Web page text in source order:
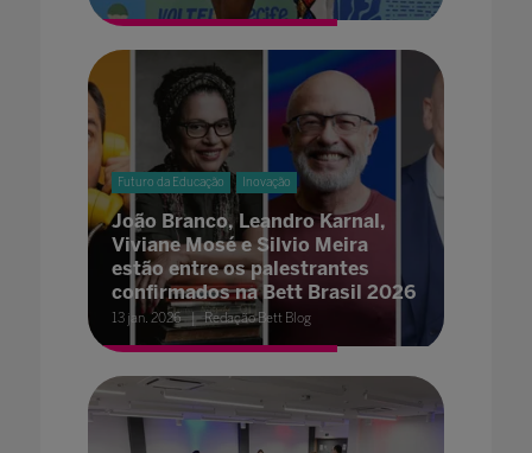
Futuro da Educação Inovação
João Branco, Leandro Karnal,
Viviane Mosé e Silvio Meira
estão entre os palestrantes
confirmados na Bett Brasil 2026
13 jan. 2026 Redação Bett Blog